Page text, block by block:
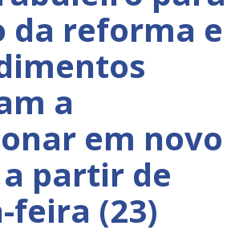
da reforma e
a
em novo
partir de
feira (23)